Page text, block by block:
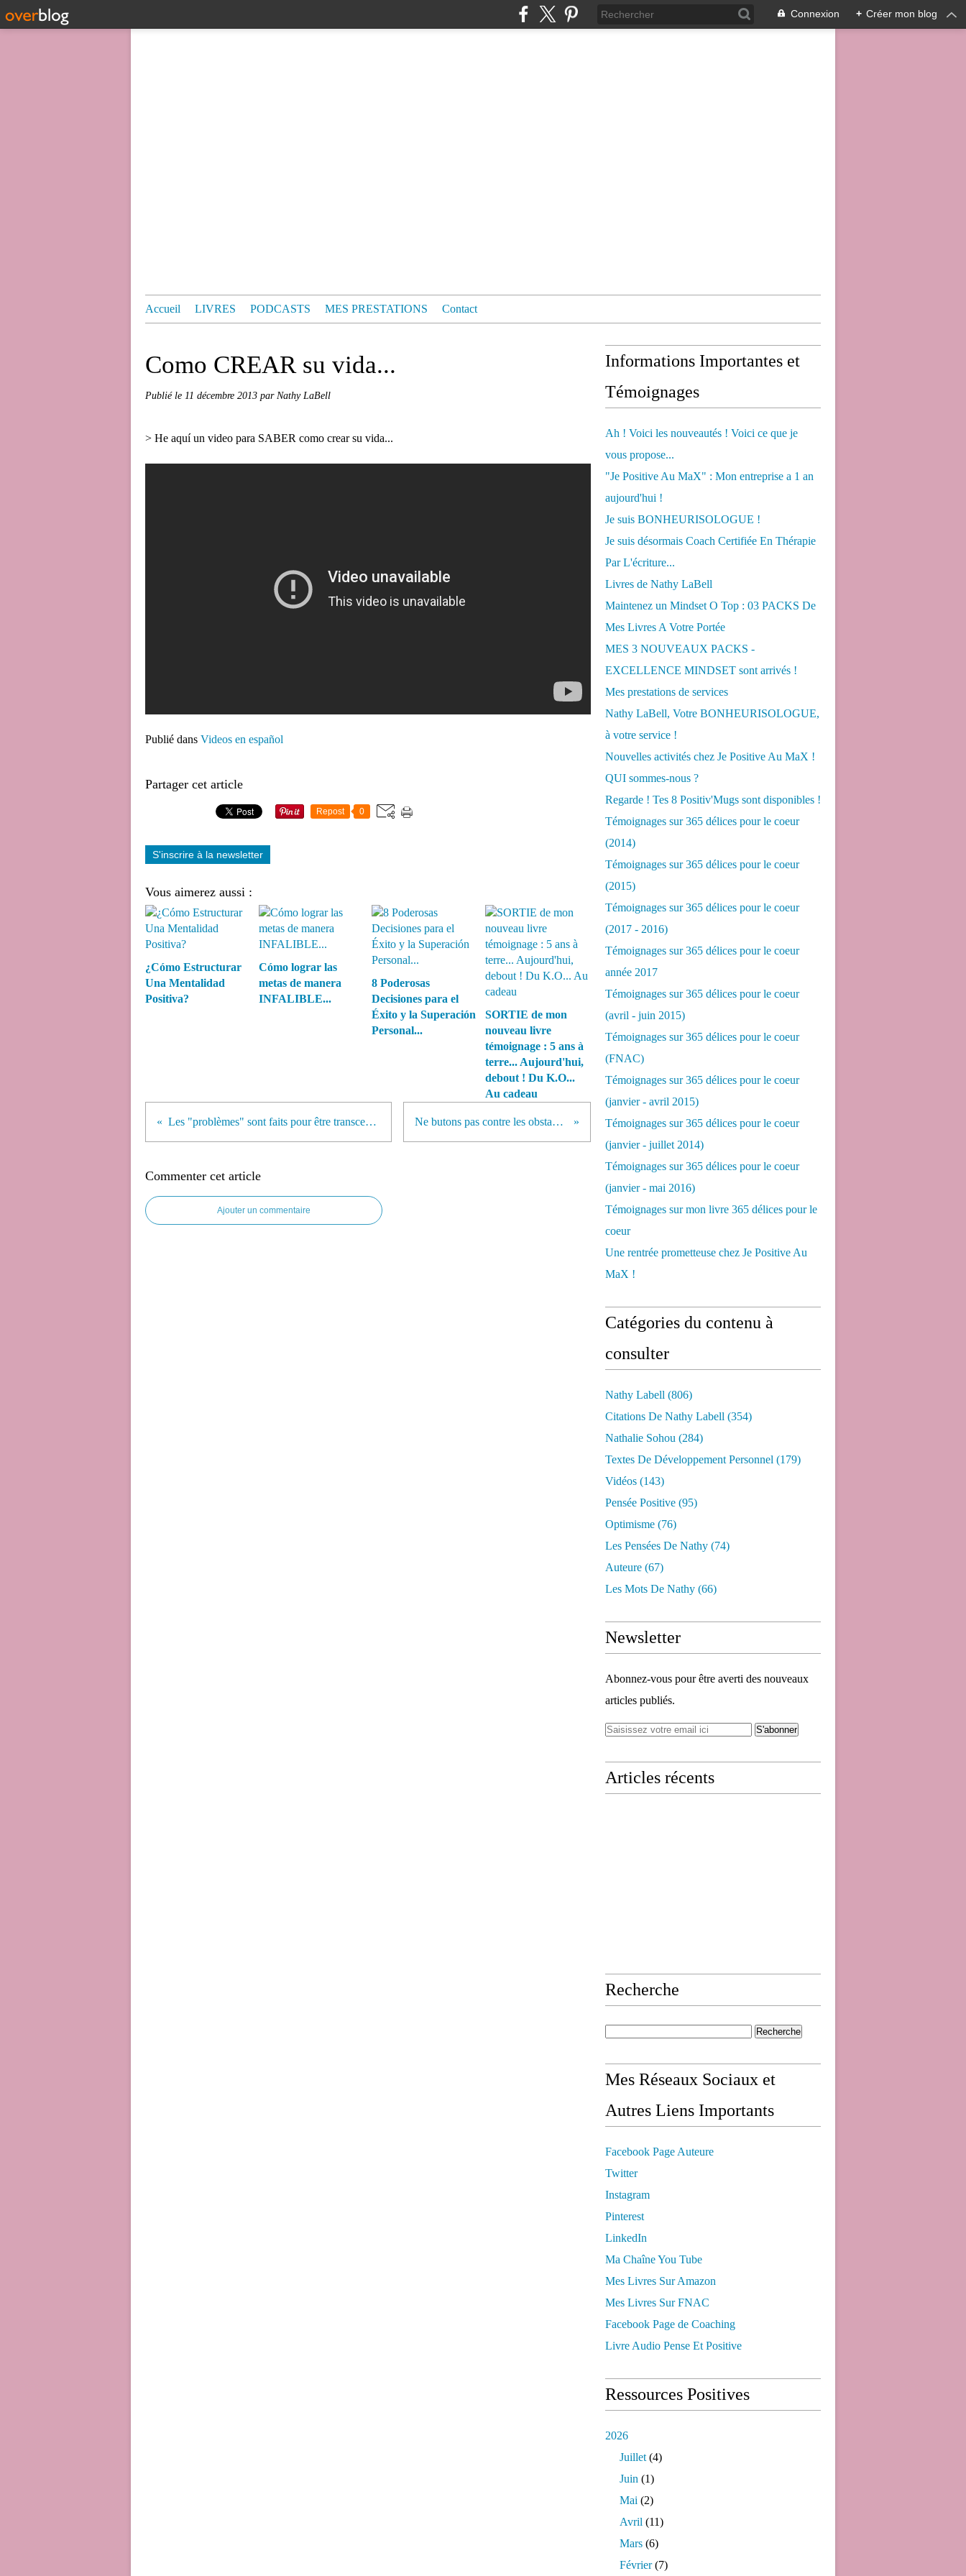
Connexion + Créer mon blog
Accueil LIVRES PODCASTS MES PRESTATIONS Contact
Como CREAR su vida...
Publié le 11 décembre 2013 par Nathy LaBell
> He aquí un video para SABER como crear su vida...
Publié dans Videos en español
Partager cet article
Repost 0
S'inscrire à la newsletter
Vous aimerez aussi :
¿Cómo Estructurar
Una Mentalidad
Positiva?
Cómo lograr las
metas de manera
INFALIBLE...
8 Poderosas
Decisiones para el
Éxito y la Superación
Personal...
SORTIE de mon
nouveau livre
témoignage : 5 ans à
terre... Aujourd'hui,
debout ! Du K.O...
Au cadeau
Les "problèmes" sont faits pour être transcendés... Ne butons pas contre les obstacles...
Commenter cet article
Ajouter un commentaire
Informations Importantes et
Témoignages
Ah ! Voici les nouveautés ! Voici ce que je
vous propose...
"Je Positive Au MaX" : Mon entreprise a 1 an
aujourd'hui !
Je suis BONHEURISOLOGUE !
Je suis désormais Coach Certifiée En Thérapie
Par L'écriture...
Livres de Nathy LaBell
Maintenez un Mindset O Top : 03 PACKS De
Mes Livres A Votre Portée
MES 3 NOUVEAUX PACKS -
EXCELLENCE MINDSET sont arrivés !
Mes prestations de services
Nathy LaBell, Votre BONHEURISOLOGUE,
à votre service !
Nouvelles activités chez Je Positive Au MaX !
QUI sommes-nous ?
Regarde ! Tes 8 Positiv'Mugs sont disponibles !
Témoignages sur 365 délices pour le coeur
(2014)
Témoignages sur 365 délices pour le coeur
(2015)
Témoignages sur 365 délices pour le coeur
(2017 - 2016)
Témoignages sur 365 délices pour le coeur
année 2017
Témoignages sur 365 délices pour le coeur
(avril - juin 2015)
Témoignages sur 365 délices pour le coeur
(FNAC)
Témoignages sur 365 délices pour le coeur
(janvier - avril 2015)
Témoignages sur 365 délices pour le coeur
(janvier - juillet 2014)
Témoignages sur 365 délices pour le coeur
(janvier - mai 2016)
Témoignages sur mon livre 365 délices pour le
coeur
Une rentrée prometteuse chez Je Positive Au
MaX !
Catégories du contenu à
consulter
Nathy Labell (806)
Citations De Nathy Labell (354)
Nathalie Sohou (284)
Textes De Développement Personnel (179)
Vidéos (143)
Pensée Positive (95)
Optimisme (76)
Les Pensées De Nathy (74)
Auteure (67)
Les Mots De Nathy (66)
Newsletter
Abonnez-vous pour être averti des nouveaux
articles publiés.
Articles récents
Recherche
Mes Réseaux Sociaux et
Autres Liens Importants
Facebook Page Auteure
Twitter
Instagram
Pinterest
LinkedIn
Ma Chaîne You Tube
Mes Livres Sur Amazon
Mes Livres Sur FNAC
Facebook Page de Coaching
Livre Audio Pense Et Positive
Ressources Positives
2026
Juillet (4)
Juin (1)
Mai (2)
Avril (11)
Mars (6)
Février(7)